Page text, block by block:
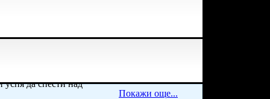
успя да спести над
Покажи още...